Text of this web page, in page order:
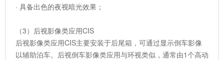
· 具备出色的夜视暗光效果；
（3）后视影像类应用CIS
后视影像类应用CIS主要安装于后尾箱，可通过显示倒车影像
以辅助泊车。后视倒车影像类应用与环视类似，通常由1个高动